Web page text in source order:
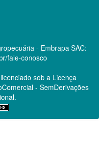
- Embrapa SAC:
fale-conosco
sob a Licença
- SemDerivações